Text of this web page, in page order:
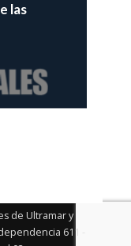
las
de Ultramar y
611 -